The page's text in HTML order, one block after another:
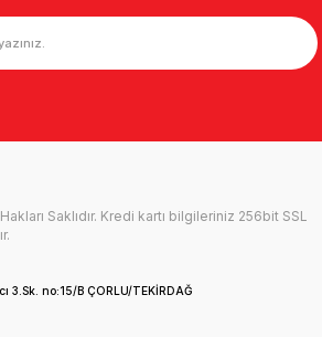
Saklıdır. Kredi kartı bilgileriniz 256bit SSL
3.Sk. no:15/B ÇORLU/TEKİRDAĞ